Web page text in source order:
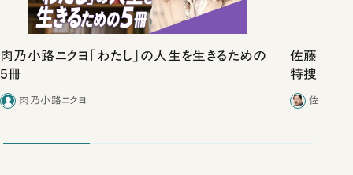
肉乃小路ニクヨ「わたし」の人生を生きるための
5冊
肉乃小路ニクヨ
佐藤優vs
特捜取調
合ったこと
佐藤優